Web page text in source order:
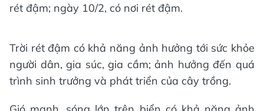
rét đậm; ngày 10/2, có nơi rét đậm.
Trời rét đậm có khả năng ảnh hưởng tới sức khỏe
người dân, gia súc, gia cầm; ảnh hưởng đến quá
trình sinh trưởng và phát triển của cây trồng.